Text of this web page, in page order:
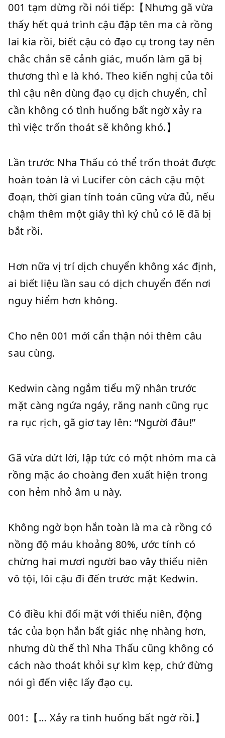
001 tạm dừng rồi nói tiếp:【Nhưng gã vừa
thấy hết quá trình cậu đập tên ma cà rồng
lai kia rồi, biết cậu có đạo cụ trong tay nên
chắc chắn sẽ cảnh giác, muốn làm gã bị
thương thì e là khó. Theo kiến nghị của tôi
thì cậu nên dùng đạo cụ dịch chuyển, chỉ
cần không có tình huống bất ngờ xảy ra
thì việc trốn thoát sẽ không khó.】
Lần trước Nha Thấu có thể trốn thoát được
hoàn toàn là vì Lucifer còn cách cậu một
đoạn, thời gian tính toán cũng vừa đủ, nếu
chậm thêm một giây thì ký chủ có lẽ đã bị
bắt rồi.
Hơn nữa vị trí dịch chuyển không xác định,
ai biết liệu lần sau có dịch chuyển đến nơi
nguy hiểm hơn không.
Cho nên 001 mới cẩn thận nói thêm câu
sau cùng.
Kedwin càng ngắm tiểu mỹ nhân trước
mặt càng ngứa ngáy, răng nanh cũng rục
ra rục rịch, gã giơ tay lên: “Người đâu!”
Gã vừa dứt lời, lập tức có một nhóm ma cà
rồng mặc áo choàng đen xuất hiện trong
con hẻm nhỏ âm u này.
Không ngờ bọn hắn toàn là ma cà rồng có
nồng độ máu khoảng 80%, ước tính có
chừng hai mươi người bao vây thiếu niên
vô tội, lôi cậu đi đến trước mặt Kedwin.
Có điều khi đối mặt với thiếu niên, động
tác của bọn hắn bất giác nhẹ nhàng hơn,
nhưng dù thế thì Nha Thấu cũng không có
cách nào thoát khỏi sự kìm kẹp, chứ đừng
nói gì đến việc lấy đạo cụ.
001:【… Xảy ra tình huống bất ngờ rồi.】